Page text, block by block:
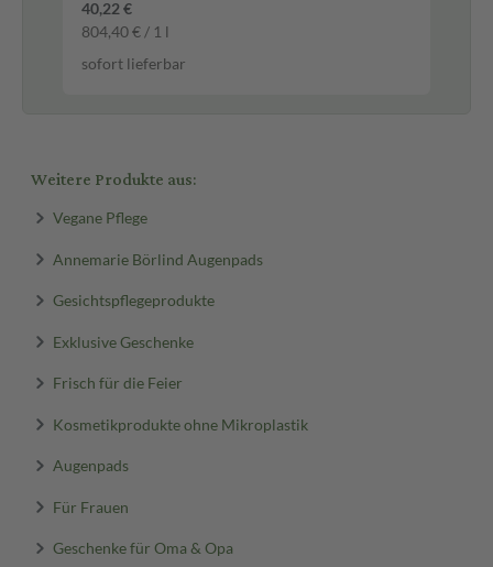
40,22 €
804,40 € / 1 l
sofort lieferbar
Weitere Produkte aus:
Vegane Pflege
Annemarie Börlind Augenpads
Gesichtspflegeprodukte
Exklusive Geschenke
Frisch für die Feier
Kosmetikprodukte ohne Mikroplastik
Augenpads
Für Frauen
Geschenke für Oma & Opa